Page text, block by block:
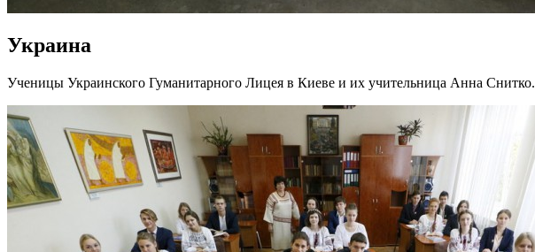
Украина
Ученицы Украинского Гуманитарного Лицея в Киеве и их учительница Анна Снитко.